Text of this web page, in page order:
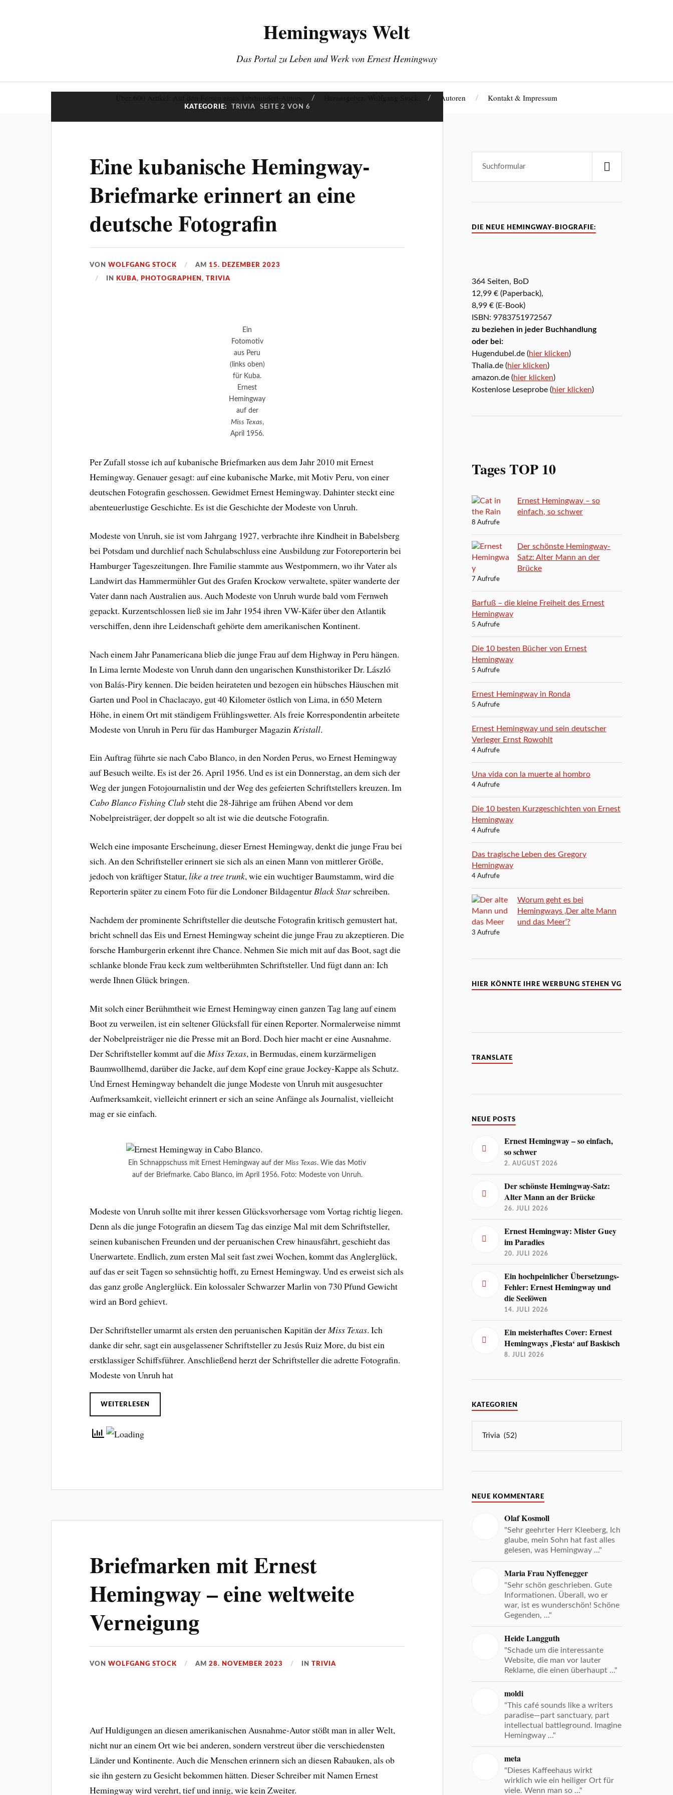
Hemingways Welt
Das Portal zu Leben und Werk von Ernest Hemingway
Autoren Kontakt & Impressum
KATEGORIE: TRIVIA SEITE 2 VON 6
Eine kubanische Hemingway-
Briefmarke erinnert an eine
deutsche Fotografin
VONWOLFGANG STOCK AM15. DEZEMBER 2023
IN KUBA, PHOTOGRAPHEN,TRIVIA
Ein
Fotomotiv
aus Peru
(links oben)
für Kuba.
Ernest
Hemingway
auf der
Miss Texas,
April 1956.
Per Zufall stosse ich auf kubanische Briefmarken aus dem Jahr 2010 mit Ernest
Hemingway. Genauer gesagt: auf eine kubanische Marke, mit Motiv Peru, von einer
deutschen Fotografin geschossen. Gewidmet Ernest Hemingway. Dahinter steckt eine
abenteuerlustige Geschichte. Es ist die Geschichte der Modeste von Unruh.
Modeste von Unruh, sie ist vom Jahrgang 1927, verbrachte ihre Kindheit in Babelsberg
bei Potsdam und durchlief nach Schulabschluss eine Ausbildung zur Fotoreporterin bei
Hamburger Tageszeitungen. Ihre Familie stammte aus Westpommern, wo ihr Vater als
Landwirt das Hammermühler Gut des Grafen Krockow verwaltete, später wanderte der
Vater dann nach Australien aus. Auch Modeste von Unruh wurde bald vom Fernweh
gepackt. Kurzentschlossen ließ sie im Jahr 1954 ihren VW-Käfer über den Atlantik
verschiffen, denn ihre Leidenschaft gehörte dem amerikanischen Kontinent.
Nach einem Jahr Panamericana blieb die junge Frau auf dem Highway in Peru hängen.
In Lima lernte Modeste von Unruh dann den ungarischen Kunsthistoriker Dr. László
von Balás-Piry kennen. Die beiden heirateten und bezogen ein hübsches Häuschen mit
Garten und Pool in Chaclacayo, gut 40 Kilometer östlich von Lima, in 650 Metern
Höhe, in einem Ort mit ständigem Frühlingswetter. Als freie Korrespondentin arbeitete
Modeste von Unruh in Peru für das Hamburger Magazin Kristall.
Ein Auftrag führte sie nach Cabo Blanco, in den Norden Perus, wo Ernest Hemingway
auf Besuch weilte. Es ist der 26. April 1956. Und es ist ein Donnerstag, an dem sich der
Weg der jungen Fotojournalistin und der Weg des gefeierten Schriftstellers kreuzen. Im
Cabo BlancoFishing Club steht die 28-Jährige am frühen Abend vor dem
Nobelpreisträger, der doppelt so alt ist wie die deutsche Fotografin.
Welch eine imposante Erscheinung, dieser Ernest Hemingway, denkt die junge Frau bei
sich. An den Schriftsteller erinnert sie sich als an einen Mann von mittlerer Größe,
jedoch von kräftiger Statur,like a tree trunk, wie ein wuchtiger Baumstamm, wird die
Reporterin später zu einem Foto für die Londoner BildagenturBlack Starschreiben.
Nachdem der prominente Schriftsteller die deutsche Fotografin kritisch gemustert hat,
bricht schnell das Eis und Ernest Hemingway scheint die junge Frau zu akzeptieren. Die
forsche Hamburgerin erkennt ihre Chance. Nehmen Sie mich mit auf das Boot, sagt die
schlanke blonde Frau keck zum weltberühmten Schriftsteller. Und fügt dann an: Ich
werde Ihnen Glück bringen.
Mit solch einer Berühmtheit wie Ernest Hemingway einen ganzen Tag lang auf einem
Boot zu verweilen, ist ein seltener Glücksfall für einen Reporter. Normalerweise nimmt
der Nobelpreisträger nie die Presse mit an Bord. Doch hier macht er eine Ausnahme.
Der Schriftsteller kommt auf die Miss Texas, in Bermudas, einem kurzärmeligen
Baumwollhemd, darüber die Jacke, auf dem Kopf eine graue Jockey-Kappe als Schutz.
Und Ernest Hemingway behandelt die junge Modeste von Unruh mit ausgesuchter
Aufmerksamkeit, vielleicht erinnert er sich an seine Anfänge als Journalist, vielleicht
mag er sie einfach.
Ein Schnappschuss mit Ernest Hemingway auf derMiss Texas. Wie das Motiv
auf der Briefmarke. Cabo Blanco, im April 1956. Foto: Modeste von Unruh.
Modeste von Unruh sollte mit ihrer kessen Glücksvorhersage vom Vortag richtig liegen.
Denn als die junge Fotografin an diesem Tag das einzige Mal mit dem Schriftsteller,
seinen kubanischen Freunden und der peruanischen Crew hinausfährt, geschieht das
Unerwartete. Endlich, zum ersten Mal seit fast zwei Wochen, kommt das Anglerglück,
auf das er seit Tagen so sehnsüchtig hofft, zu Ernest Hemingway. Und es erweist sich als
das ganz große Anglerglück. Ein kolossaler Schwarzer Marlin von 730 Pfund Gewicht
wird an Bord gehievt.
Der Schriftsteller umarmt als ersten den peruanischen Kapitän der Miss Texas. Ich
danke dir sehr, sagt ein ausgelassener Schriftsteller zu Jesús Ruiz More, du bist ein
erstklassiger Schiffsführer. Anschließend herzt der Schriftsteller die adrette Fotografin.
Modeste von Unruh hat
WEITERLESEN
Briefmarken mit Ernest
Hemingway – eine weltweite
Verneigung
VONWOLFGANG STOCK AM28. NOVEMBER 2023 INTRIVIA
Auf Huldigungen an diesen amerikanischen Ausnahme-Autor stößt man in aller Welt,
nicht nur an einem Ort wie bei anderen, sondern verstreut über die verschiedensten
Länder und Kontinente. Auch die Menschen erinnern sich an diesen Rabauken, als ob
sie ihn gestern zu Gesicht bekommen hätten. Dieser Schreiber mit Namen Ernest
Hemingway wird verehrt, tief und innig, wie kein Zweiter.
DIE NEUE HEMINGWAY-BIOGRAFIE:
364 Seiten, BoD
12,99 € (Paperback),
8,99 € (E-Book)
ISBN: 9783751972567
zu beziehen in jeder Buchhandlung
oder bei:
Hugendubel.de (hier klicken)
Thalia.de (hier klicken)
amazon.de (hier klicken)
Kostenlose Leseprobe (hier klicken)
Tages TOP 10
Ernest Hemingway – so
einfach, so schwer
8 Aufrufe
Der schönste Hemingway-
Satz: Alter Mann an der
Brücke
7 Aufrufe
Barfuß – die kleine Freiheit des Ernest
Hemingway
5 Aufrufe
Die 10 besten Bücher von Ernest
Hemingway
5 Aufrufe
Ernest Hemingway in Ronda
5 Aufrufe
Ernest Hemingway und sein deutscher
Verleger Ernst Rowohlt
4 Aufrufe
Una vida con la muerte al hombro
4 Aufrufe
Die 10 besten Kurzgeschichten von Ernest
Hemingway
4 Aufrufe
Das tragische Leben des Gregory
Hemingway
4 Aufrufe
Worum geht es bei
Hemingways ‚Der alte Mann
und das Meer‘?
3 Aufrufe
HIER KÖNNTE IHRE WERBUNG STEHEN VG
TRANSLATE
NEUE POSTS
Ernest Hemingway – so einfach,
so schwer
2. AUGUST 2026
Der schönste Hemingway-Satz:
Alter Mann an der Brücke
26. JULI 2026
Ernest Hemingway: Mister Guey
im Paradies
20. JULI 2026
Ein hochpeinlicher Übersetzungs-
Fehler: Ernest Hemingway und
die Seelöwen
14. JULI 2026
Ein meisterhaftes Cover: Ernest
Hemingways ‚Fiesta‘ auf Baskisch
8. JULI 2026
KATEGORIEN
NEUE KOMMENTARE
Olaf Kosmoll
"Sehr geehrter Herr Kleeberg, Ich
glaube, mein Sohn hat fast alles
gelesen, was Hemingway ..."
Maria Frau Nyffenegger
"Sehr schön geschrieben. Gute
Informationen. Überall, wo er
war, ist es wunderschön! Schöne
Gegenden, ..."
Heide Langguth
"Schade um die interessante
Website, die man vor lauter
Reklame, die einen überhaupt ..."
moldi
"This café sounds like a writers
paradise—part sanctuary, part
intellectual battleground. Imagine
Hemingway ..."
meta
"Dieses Kaffeehaus wirkt
wirklich wie ein heiliger Ort für
viele. Wenn man so ..."